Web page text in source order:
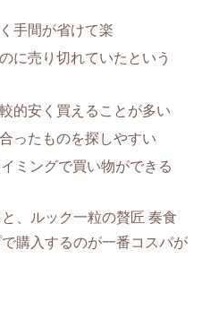
手間が省けて楽
に売り切れていたという
的安く買えることが多い
ったものを探しやすい
ミングで買い物ができる
、ルック一粒の贅匠 奏食
購入するのが一番コスパが